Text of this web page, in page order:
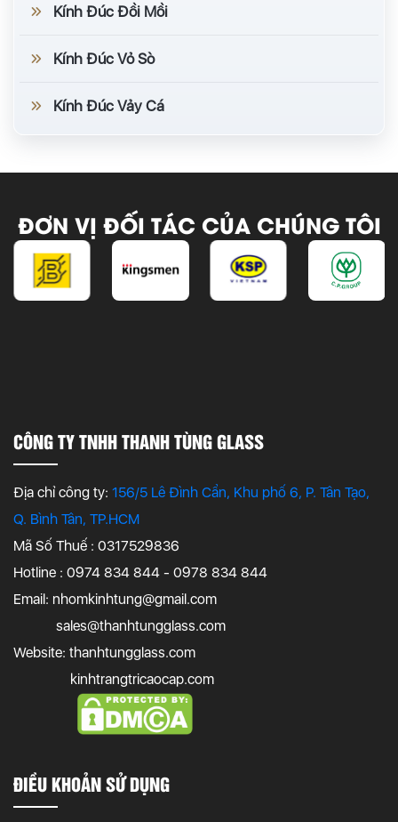
Kính Đúc Đồi Mồi
Kính Đúc Vỏ Sò
Kính Đúc Vảy Cá
ĐƠN VỊ ĐỐI TÁC CỦA CHÚNG TÔI
CÔNG TY TNHH THANH TÙNG GLASS
Địa chỉ công ty: 156/5 Lê Đình Cẩn, Khu phố 6, P. Tân Tạo,
Q. Bình Tân, TP.HCM
Mã Số Thuế : 0317529836
Hotline : 0974 834 844 - 0978 834 844
Email: nhomkinhtung@gmail.com
sales@thanhtungglass.com
Website: thanhtungglass.com
kinhtrangtricaocap.com
ĐIỀU KHOẢN SỬ DỤNG